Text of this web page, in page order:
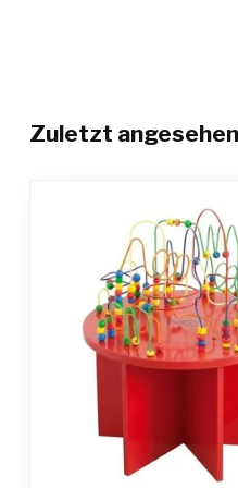
Zuletzt angesehen